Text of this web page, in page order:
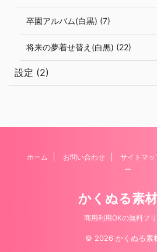
卒園アルバム(白黒) (7)
将来の夢着せ替え(白黒) (22)
設定 (2)
ホーム お問い合わせ サイトマッ
ー
かくぬる素
商用利用OKの無料フ
© 2026 かくぬる素